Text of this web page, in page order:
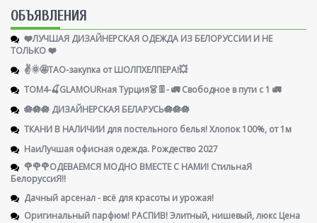
ОБЪЯВЛЕНИЯ
❤️ЛУЧШАЯ ДИЗАЙНЕРСКАЯ ОДЕЖДА ИЗ БЕЛОРУССИИ И НЕ
ТОЛЬКО ❤️
✌️🌞🤩ТАО-закупка от ШОЛПХЕЛПЕРА!💥
ТОМ4-🍒GLAMOURная Турция👗👖- 🚛 Свободное в пути с 1 🚛
🪷🪷🪷 ДИЗАЙНЕРСКАЯ БЕЛАРУСЬ🪷🪷🪷
ТКАНИ В НАЛИЧИИ для постельного белья! Хлопок 100%, от 1м
НаиЛучшая офисная одежда. Рождество 2027
🌹🌹🌹ОДЕВАЕМСЯ МОДНО ВМЕСТЕ С НАМИ! СтильнаЯ
БелоруссиЯ‼
Дачный арсенал - всё для красоты и урожая!
Оригинальный парфюм! РАСПИВ! Элитный, нишевый, люкс Цена